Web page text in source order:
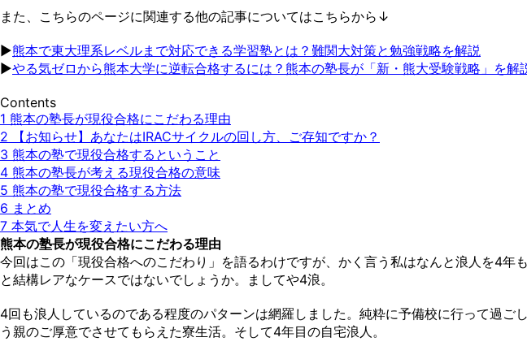
また、こちらのページに関連する他の記事についてはこちらから↓
▶︎熊本で東大理系レベルまで対応できる学習塾とは？難関大対策と勉強戦略を解説
▶︎やる気ゼロから熊本大学に逆転合格するには？熊本の塾長が「新・熊大受験戦略」を解
Contents
1 熊本の塾長が現役合格にこだわる理由
2 【お知らせ】あなたはIRACサイクルの回し方、ご存知ですか？
3 熊本の塾で現役合格するということ
4 熊本の塾長が考える現役合格の意味
5 熊本の塾で現役合格する方法
6 まとめ
7 本気で人生を変えたい方へ
熊本の塾長が現役合格にこだわる理由
今回はこの「現役合格へのこだわり」を語るわけですが、かく言う私はなんと浪人を4
と結構レアなケースではないでしょうか。ましてや4浪。
4回も浪人しているのである程度のパターンは網羅しました。純粋に予備校に行って過
う親のご厚意でさせてもらえた寮生活。そして4年目の自宅浪人。